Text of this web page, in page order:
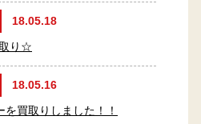
18.05.18
り☆
18.05.16
買取りしました！！